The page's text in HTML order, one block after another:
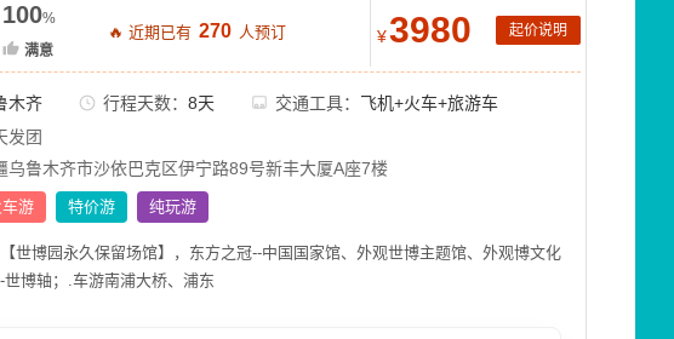
100%
满意
🔥 近期已有 270 人预订 ¥3980 起价说明
木齐 行程天数： 8天 交通工具： 飞机+火车+旅游车
发团
乌鲁木齐市沙依巴克区伊宁路89号新丰大厦A座7楼
车游 特价游 纯玩游
世博园永久保留场馆】，东方之冠--中国国家馆、外观世博主题馆、外观博文化
世博轴；.车游南浦大桥、浦东